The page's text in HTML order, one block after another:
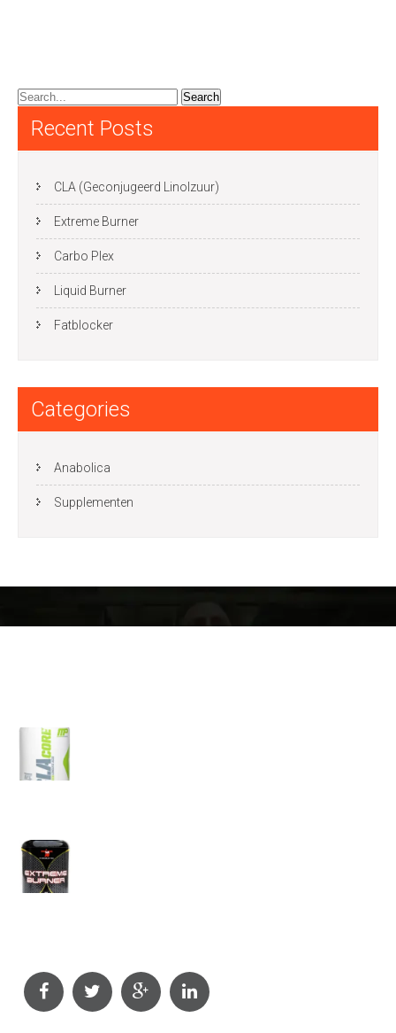
Recent Posts
CLA (Geconjugeerd Linolzuur)
Extreme Burner
Carbo Plex
Liquid Burner
Fatblocker
Categories
Anabolica
Supplementen